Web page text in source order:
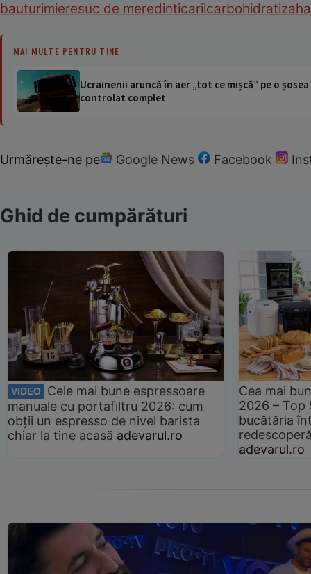
bauturimieresuc de meredinticariicarbohidrati
MAI MULTE PENTRU TINE
Ucrainenii aruncă în aer „tot ce mișcă” pe o
controlat complet
Urmărește-ne pe Google News Facebook
Ghid de cumpărături
VIDEO
Cele mai bune espressoare
manuale cu portafiltru 2026: cum
obții un espresso de nivel barista
chiar la tine acasă adevarul.ro
Cea mai
2026 –
bucătăria
adevarul.ro